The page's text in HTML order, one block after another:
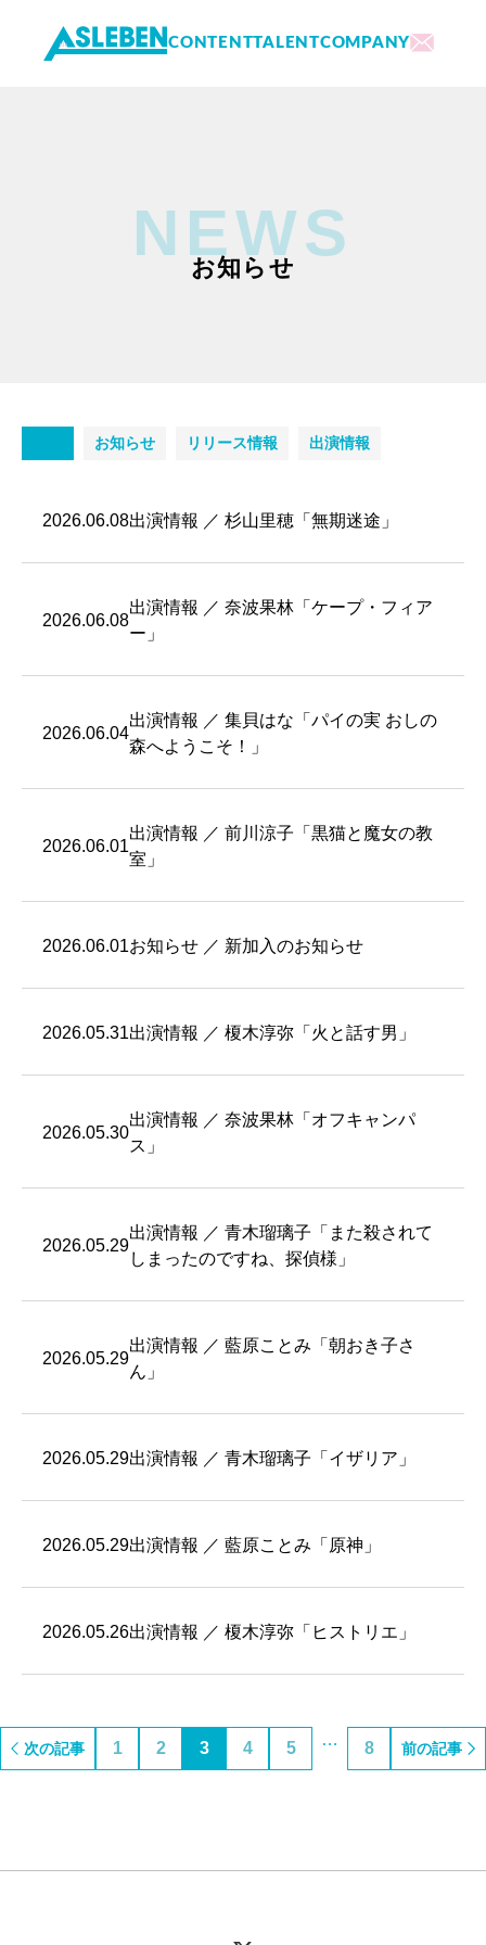
CONTENTTALENTCOMPANY
NEWS
お知らせ
お知らせ リリース情報 出演情報
2026.06.08出演情報 ／ 杉山里穂「無期迷途」
2026.06.08
出演情報 ／ 奈波果林「ケープ・フィア
ー」
2026.06.04
出演情報 ／ 集貝はな「パイの実 おしの
森へようこそ！」
2026.06.01
出演情報 ／ 前川涼子「黒猫と魔女の教
室」
2026.06.01お知らせ ／ 新加入のお知らせ
2026.05.31出演情報 ／ 榎木淳弥「火と話す男」
2026.05.30
出演情報 ／ 奈波果林「オフキャンパ
ス」
2026.05.29
出演情報 ／ 青木瑠璃子「また殺されて
しまったのですね、探偵様」
2026.05.29
出演情報 ／ 藍原ことみ「朝おき子さ
ん」
2026.05.29出演情報 ／ 青木瑠璃子「イザリア」
2026.05.29出演情報 ／ 藍原ことみ「原神」
2026.05.26出演情報 ／ 榎木淳弥「ヒストリエ」
次の記事 1 2 3 4 5 … 8 前の記事